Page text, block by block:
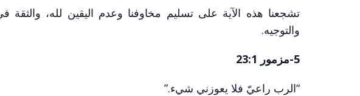
تشجعنا هذه الآية على تسليم مخاوفنا وعدم اليقين لله، والثقة
والتوجيه.
5-مزمور 23:1
“الرب راعيّ فلا يعوزني شيء.”